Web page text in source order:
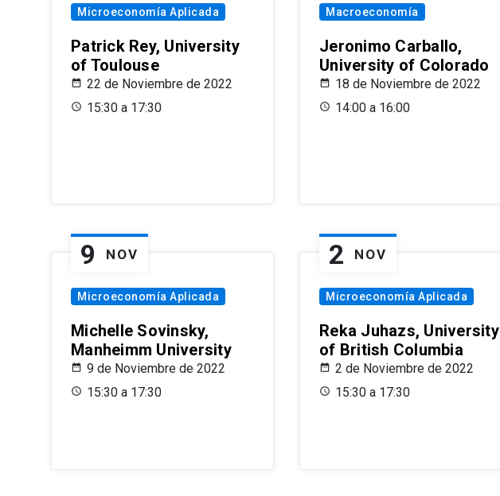
Microeconomía Aplicada
Patrick Rey, University
of Toulouse
22 de Noviembre de 2022
15:30 a 17:30
Macroeconomía
Jeronimo Carballo,
University of Colorado
18 de Noviembre de 2022
14:00 a 16:00
9 NOV
Microeconomía Aplicada
Michelle Sovinsky,
Manheimm University
9 de Noviembre de 2022
15:30 a 17:30
2 NOV
Microeconomía Aplicada
Reka Juhazs, University
of British Columbia
2 de Noviembre de 2022
15:30 a 17:30